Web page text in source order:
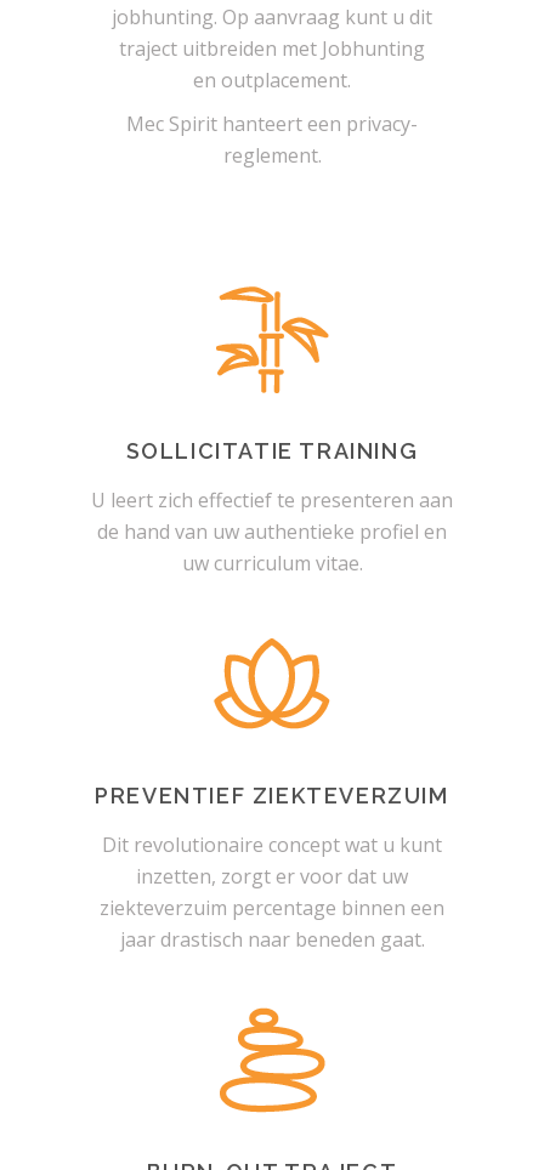
jobhunting. Op aanvraag kunt u dit
traject uitbreiden met Jobhunting
en outplacement.
Mec Spirit hanteert een privacy-
reglement.
SOLLICITATIE TRAINING
U leert zich effectief te presenteren aan
de hand van uw authentieke profiel en
uw curriculum vitae.
PREVENTIEF ZIEKTEVERZUIM
Dit revolutionaire concept wat u kunt
inzetten, zorgt er voor dat uw
ziekteverzuim percentage binnen een
jaar drastisch naar beneden gaat.